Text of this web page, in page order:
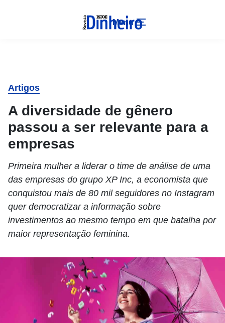
Menu
Artigos
A diversidade de gênero
passou a ser relevante para a
empresas
Primeira mulher a liderar o time de análise de uma
das empresas do grupo XP Inc, a economista que
conquistou mais de 80 mil seguidores no Instagram
quer democratizar a informação sobre
investimentos ao mesmo tempo em que batalha por
maior representação feminina.